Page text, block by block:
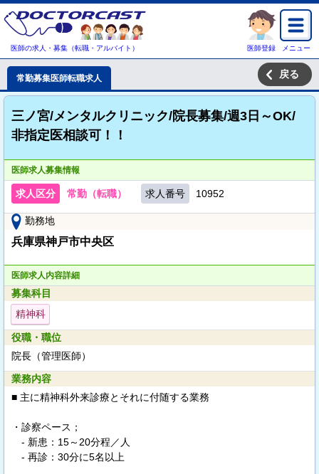
医師の求人・募集（転職・アルバイト） 医師登録 メニュー
常勤募集医師転職求人 戻る
三ノ宮/メンタルクリニック/院長募集/週3日～OK/
非指定医相談可！！
医師求人募集情報
求人区分 常勤（転職） 求人番号 10952
勤務地
兵庫県神戸市中央区
医師求人内容詳細
募集科目
精神科
役職・職位
院長（管理医師）
業務内容
■ 主に精神科外来診療とそれに付随する業務
・診察ペース；
- 新患：15～20分程／人
- 再診：30分に5名以上